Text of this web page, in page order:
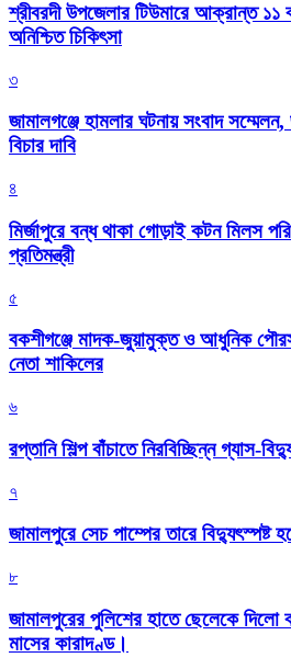
শ্রীবরদী উপজেলার টিউমারে আক্রান্ত ১১
অনিশ্চিত চিকিৎসা
৩
জামালগঞ্জে হামলার ঘটনায় সংবাদ
বিচার দাবি
৪
মির্জাপুরে বন্ধ থাকা গোড়াই কটন মিলস
প্রতিমন্ত্রী
৫
বকশীগঞ্জে মাদক-জুয়ামুক্ত ও আধুনিক
নেতা শাকিলের
৬
রপ্তানি শিল্প বাঁচাতে নিরবিচ্ছিন্ন গ্যাস-
৭
জামালপুরে সেচ পাম্পের তারে বিদ্যুৎস্পষ্ট
৮
জামালপুরের পুলিশের হাতে ছেলেকে দিলো
মাসের কারাদণ্ড।